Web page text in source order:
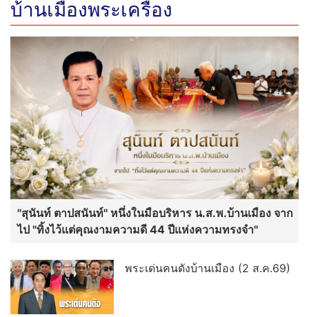
บ้านเมืองพระเครื่อง
"สุนันท์ ตาปสนันท์" หนึ่งในมือบริหาร น.ส.พ.บ้านเมือง จาก
ไป "ทิ้งไว้แต่คุณงามความดี 44 ปีแห่งความทรงจำ"
พระเด่นคนดังบ้านเมือง (2 ส.ค.69)